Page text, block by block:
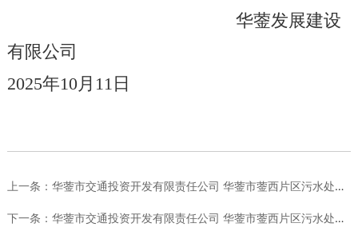
华蓥发展建设
有限公司
2025年10月 11日
上一条： 华蓥市交通投资开发有限责任公司 华蓥市蓥西片区污水处理设施工...
下一条： 华蓥市交通投资开发有限责任公司 华蓥市蓥西片区污水处理设施工...